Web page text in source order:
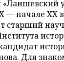
— начале XX
старший
Для